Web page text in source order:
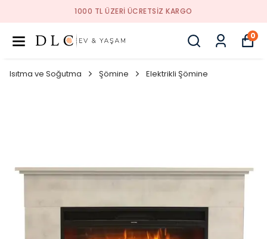
1000 TL ÜZERI ÜCRETSIZ KARGO
0
Isıtma ve Soğutma Şömine Elektrikli Şömine